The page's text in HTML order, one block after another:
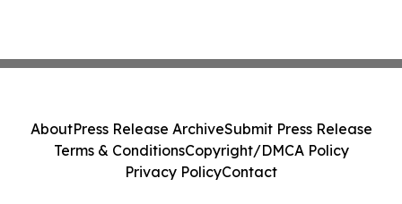
AboutPress Release ArchiveSubmit Press Release
Terms & ConditionsCopyright/DMCA Policy
Privacy PolicyContact